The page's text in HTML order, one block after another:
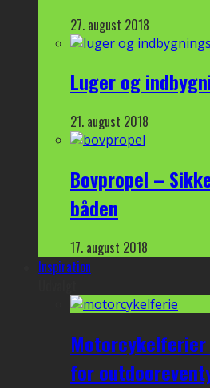
27. august 2018
Luger og
21. august 2018
Bovpropel –
båden
17. august 2018
Inspiration
for